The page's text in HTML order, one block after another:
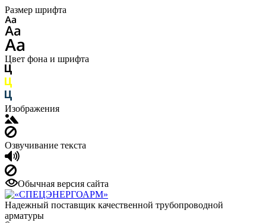
Размер шрифта
Цвет фона и шрифта
Изображения
Озвучивание текста
Обычная версия сайта
Надежный поставщик качественной трубопроводной
арматуры